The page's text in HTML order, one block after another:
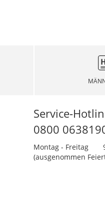
Service-
0800
Montag - Freitag
(ausgenommen